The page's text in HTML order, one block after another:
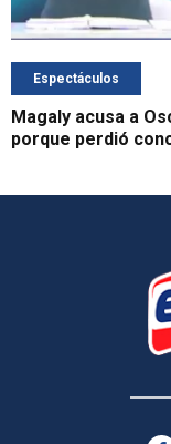
Espectáculos
Magaly acusa a
porque perdió